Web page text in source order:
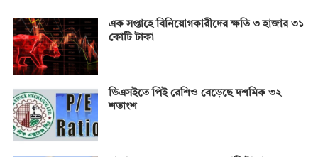
এক সপ্তাহে বিনিয়োগকারীদের ক্ষতি ৩ হাজার ৩১
কোটি টাকা
ডিএসইতে পিই রেশিও বেড়েছে দশমিক ৩২
শতাংশ